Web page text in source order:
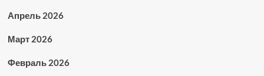
Апрель 2026
Март 2026
Февраль 2026